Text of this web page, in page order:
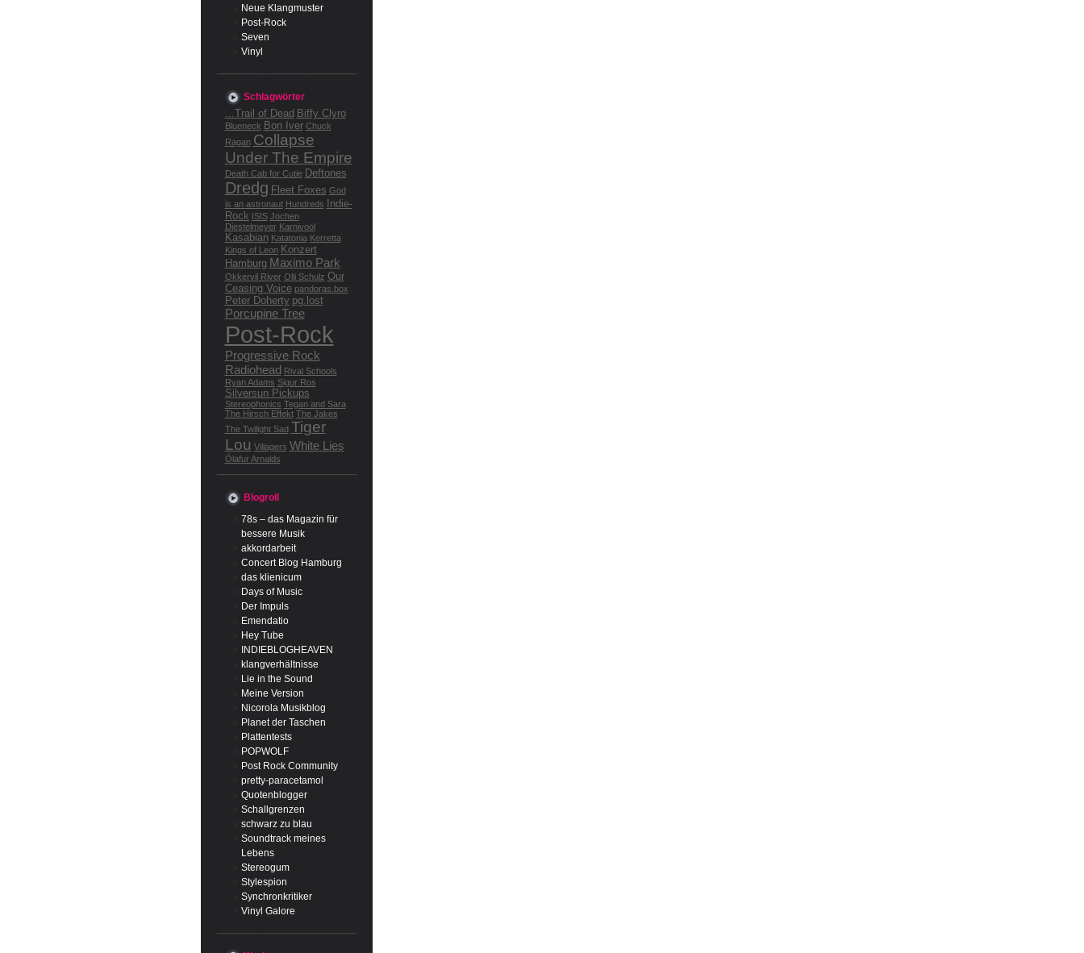
Neue Klangmuster
Post-Rock
Seven
Vinyl
Schlagwörter
...Trail of Dead Biffy Clyro
Blueneck Bon Iver Chuck
Ragan Collapse
Under The Empire
Death Cab for Cutie Deftones
Dredg Fleet Foxes God
is an astronaut Hundreds
Indie-
Rock ISIS Jochen
Diestelmeyer Karnivool
Kasabian Katatonia Kerretta
Kings of Leon Konzert
Hamburg Maximo Park
Okkervil River Olli Schulz Our
Ceasing Voice pandoras.box
Peter Doherty pg.lost
Porcupine Tree
Post-Rock
Progressive Rock
Radiohead Rival Schools
Ryan Adams Sigur Ros
Silversun Pickups
Stereophonics Tegan and Sara
The Hirsch Effekt The Jakes
The Twilight Sad Tiger
Lou Villagers White Lies
Ólafur Arnalds
Blogroll
78s – das Magazin für
bessere Musik
akkordarbeit
Concert Blog Hamburg
das klienicum
Days of Music
Der Impuls
Emendatio
Hey Tube
INDIEBLOGHEAVEN
klangverhältnisse
Lie in the Sound
Meine Version
Nicorola Musikblog
Planet der Taschen
Plattentests
POPWOLF
Post Rock Community
pretty-paracetamol
Quotenblogger
Schallgrenzen
schwarz zu blau
Soundtrack meines
Lebens
Stereogum
Stylespion
Synchronkritiker
Vinyl Galore